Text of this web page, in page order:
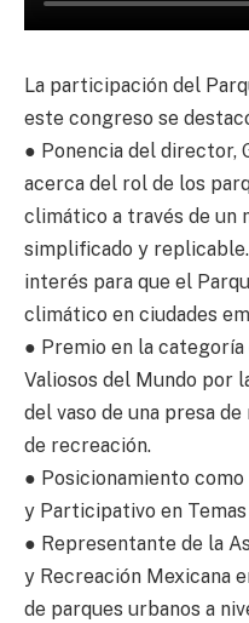
La participación del
este congreso se
● Ponencia del director,
acerca del rol de los
climático a través de un
simplificado y
interés para que el
climático en ciudades
● Premio en la
Valiosos del Mundo por
del vaso de una presa
de recreación.
● Posicionamiento
y Participativo en
● Representante de la
y Recreación Mexicana
de parques urbanos a